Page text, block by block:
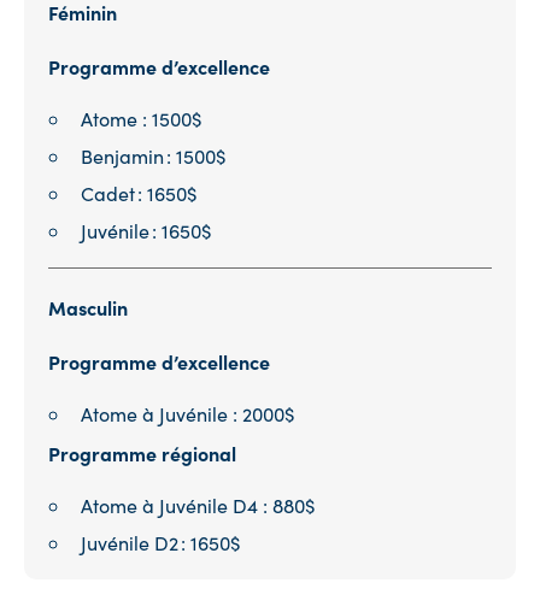
Féminin
Programme d’excellence
Atome :1500$
Benjamin : 1500$
Cadet : 1650$
Juvénile : 1650$
Masculin
Programme d’excellence
Atome à Juvénile : 2000$
Programme régional
Atome à Juvénile D4 : 880$
Juvénile D2 : 1650$